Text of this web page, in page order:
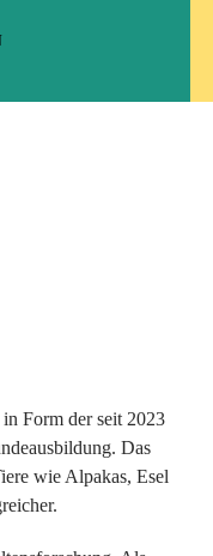
Form der seit 2023
Das
wie Alpakas, Esel